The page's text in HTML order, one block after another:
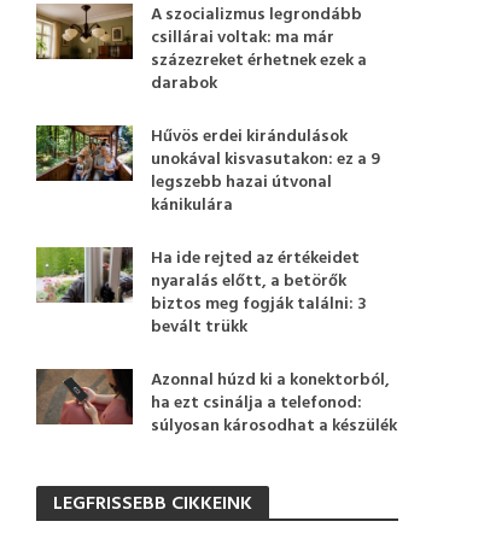
A szocializmus legrondább
csillárai voltak: ma már
százezreket érhetnek ezek a
darabok
Hűvös erdei kirándulások
unokával kisvasutakon: ez a 9
legszebb hazai útvonal
kánikulára
Ha ide rejted az értékeidet
nyaralás előtt, a betörők
biztos meg fogják találni: 3
bevált trükk
Azonnal húzd ki a konektorból,
ha ezt csinálja a telefonod:
súlyosan károsodhat a készülék
LEGFRISSEBB CIKKEINK